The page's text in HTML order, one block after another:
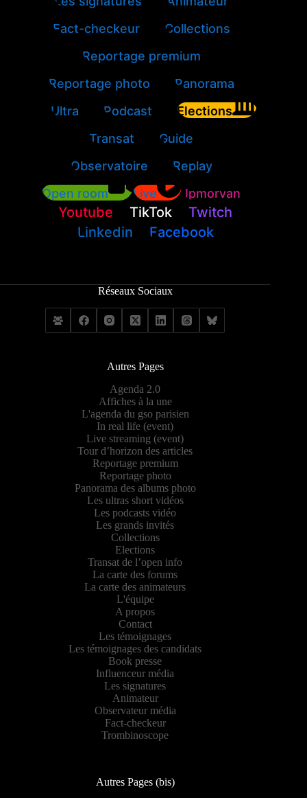
Fact-checkeur
Collections
Reportage premium
Reportage photo
Panorama
Ultra
Podcast
Elections
Transat
Guide
Observatoire
Replay
Open room
Live Jpmorvan
Youtube TikTok
Twitch
Linkedin
Facebook
Réseaux Sociaux
Autres Pages
Agenda 2.0
Affiches à la une
L'agenda du gso parisien
In real life (event)
Live streaming (event)
Tour d’horizon des articles
Reportage premium
Reportage photo
Panorama des albums photo
Les ultras short vidéos
Les podcasts vidéo
Les grands invités
Collections
Elections
Transat de l’open info
La carte des forums
La carte des animateurs
L'équipe
A propos
Contact
Les témoignages
Les témoignages des candidats
Book presse
Influenceur média
Les signatures
Animateur
Observateur média
Fact-checkeur
Trombinoscope
Autres Pages (bis)